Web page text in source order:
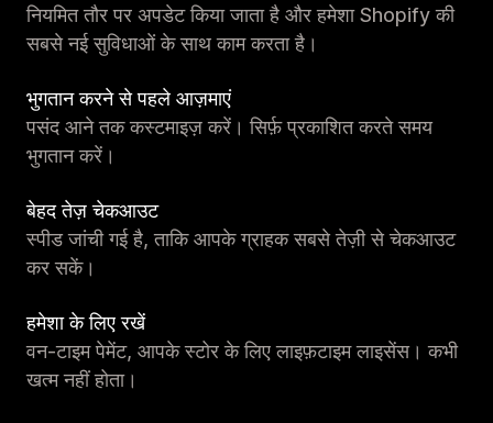
नियमित तौर पर अपडेट किया जाता है और हमेशा Shopify की
सबसे नई सुविधाओं के साथ काम करता है।
भुगतान करने से पहले आज़माएं
पसंद आने तक कस्टमाइज़ करें। सिर्फ़ प्रकाशित करते समय
भुगतान करें।
बेहद तेज़ चेकआउट
स्पीड जांची गई है, ताकि आपके ग्राहक सबसे तेज़ी से चेकआउट
कर सकें।
हमेशा के लिए रखें
वन-टाइम पेमेंट, आपके स्टोर के लिए लाइफ़टाइम लाइसेंस। कभी
खत्म नहीं होता।